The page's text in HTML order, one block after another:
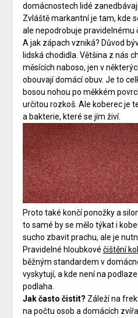
domácnostech lidé
Zvláště markantní je tam, kde
ale nepodrobuje pravidelnému
A jak zápach vzniká? Důvod
lidská chodidla. Většina z nás
měsících naboso, jen v
obouvají domácí obuv. Je to
bosou nohou po měkkém
určitou rozkoš. Ale koberec je
a bakterie, které se jím živí.
Proto také končí ponožky a
to samé by se mělo týkat i
sucho zbavit prachu, ale je
Pravidelné hloubkové čištění
běžným standardem v
vyskytují, a kde není na
podlaha.
Jak často čistit? Záleží na
na počtu osob a domácích